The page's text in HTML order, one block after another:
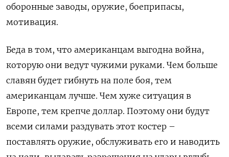
оборонные заводы, оружие, боеприпасы,
мотивация.
Беда в том, что американцам выгодна война,
которую они ведут чужими руками. Чем больше
славян будет гибнуть на поле боя, тем
американцам лучше. Чем хуже ситуация в
Европе, тем крепче доллар. Поэтому они будут
всеми силами раздувать этот костер –
поставлять оружие, обслуживать его и наводить